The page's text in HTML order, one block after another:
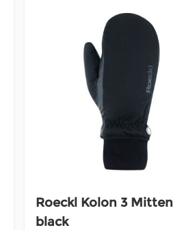
Roeckl Kolon 3 Mitten
black